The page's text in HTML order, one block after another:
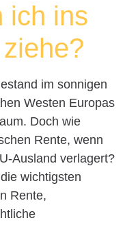
ich ins
im sonnigen
Westen Europas
Doch wie
Rente, wenn
Ausland verlagert?
wichtigsten
Rente,